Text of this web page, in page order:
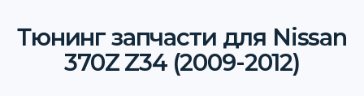
Тюнинг запчасти для Nissan
370Z Z34 (2009-2012)